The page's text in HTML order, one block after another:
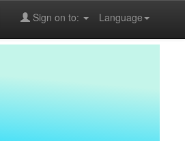
Language
Sign on to: